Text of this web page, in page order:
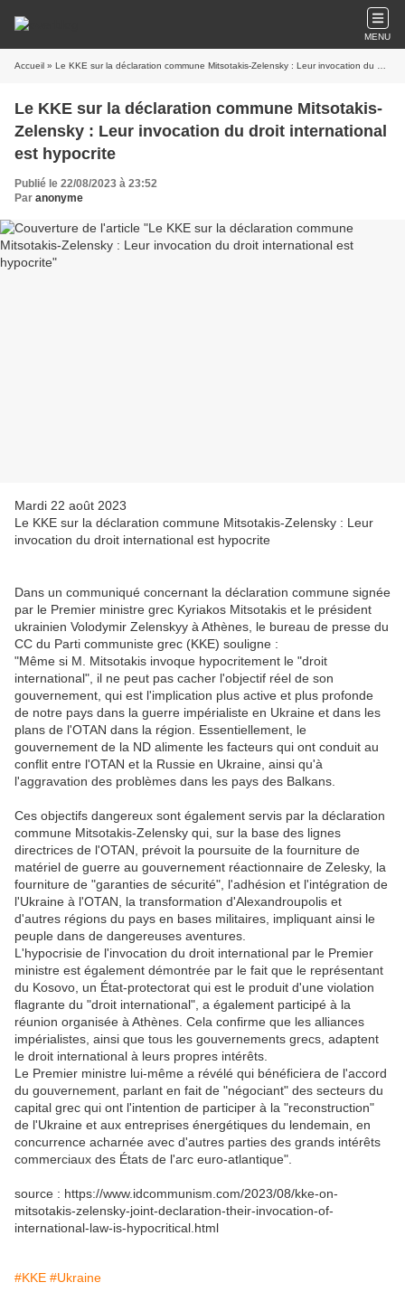
MENU
Accueil » Le KKE sur la déclaration commune Mitsotakis-Zelensky : Leur invocation du droit international est hypocrite
Le KKE sur la déclaration commune Mitsotakis-
Zelensky : Leur invocation du droit international
est hypocrite
Publié le 22/08/2023 à 23:52
Par anonyme
Mardi 22 août 2023
Le KKE sur la déclaration commune Mitsotakis-Zelensky : Leur
invocation du droit international est hypocrite
Dans un communiqué concernant la déclaration commune signée
par le Premier ministre grec Kyriakos Mitsotakis et le président
ukrainien Volodymir Zelenskyy à Athènes, le bureau de presse du
CC du Parti communiste grec (KKE) souligne :
"Même si M. Mitsotakis invoque hypocritement le "droit
international", il ne peut pas cacher l'objectif réel de son
gouvernement, qui est l'implication plus active et plus profonde
de notre pays dans la guerre impérialiste en Ukraine et dans les
plans de l'OTAN dans la région. Essentiellement, le
gouvernement de la ND alimente les facteurs qui ont conduit au
conflit entre l'OTAN et la Russie en Ukraine, ainsi qu'à
l'aggravation des problèmes dans les pays des Balkans.
Ces objectifs dangereux sont également servis par la déclaration
commune Mitsotakis-Zelensky qui, sur la base des lignes
directrices de l'OTAN, prévoit la poursuite de la fourniture de
matériel de guerre au gouvernement réactionnaire de Zelesky, la
fourniture de "garanties de sécurité", l'adhésion et l'intégration de
l'Ukraine à l'OTAN, la transformation d'Alexandroupolis et
d'autres régions du pays en bases militaires, impliquant ainsi le
peuple dans de dangereuses aventures.
L'hypocrisie de l'invocation du droit international par le Premier
ministre est également démontrée par le fait que le représentant
du Kosovo, un État-protectorat qui est le produit d'une violation
flagrante du "droit international", a également participé à la
réunion organisée à Athènes. Cela confirme que les alliances
impérialistes, ainsi que tous les gouvernements grecs, adaptent
le droit international à leurs propres intérêts.
Le Premier ministre lui-même a révélé qui bénéficiera de l'accord
du gouvernement, parlant en fait de "négociant" des secteurs du
capital grec qui ont l'intention de participer à la "reconstruction"
de l'Ukraine et aux entreprises énergétiques du lendemain, en
concurrence acharnée avec d'autres parties des grands intérêts
commerciaux des États de l'arc euro-atlantique".
source : https://www.idcommunism.com/2023/08/kke-on-
mitsotakis-zelensky-joint-declaration-their-invocation-of-
international-law-is-hypocritical.html
#KKE #Ukraine